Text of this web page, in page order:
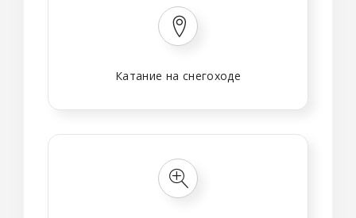
Катание на снегоходе